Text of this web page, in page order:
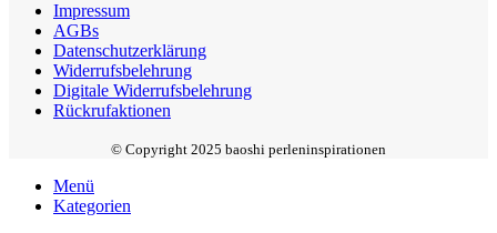
Impressum
AGBs
Datenschutzerklärung
Widerrufsbelehrung
Digitale Widerrufsbelehrung
Rückrufaktionen
© Copyright 2025 baoshi perleninspirationen
Menü
Kategorien